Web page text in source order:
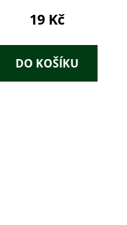
19 Kč
DO KOŠÍKU